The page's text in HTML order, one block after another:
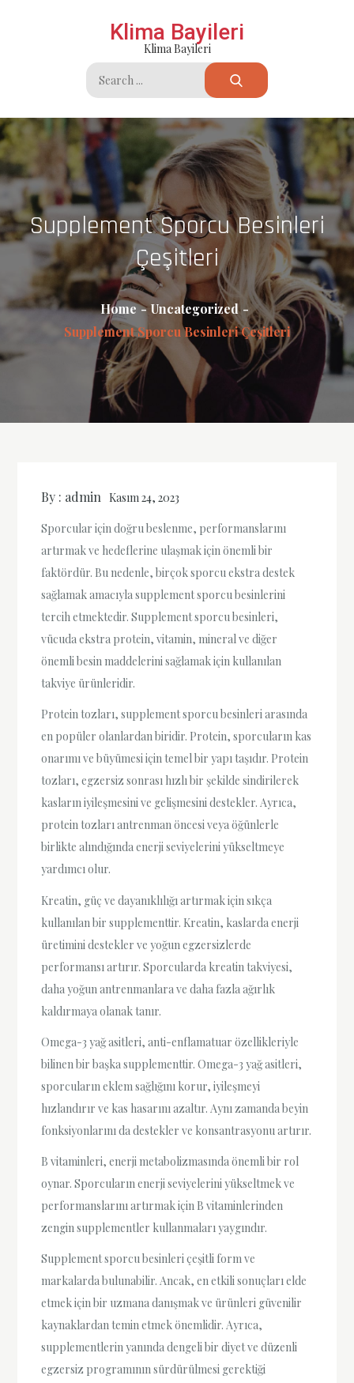
Klima Bayileri
Klima Bayileri
Search
for:
Supplement Sporcu Besinleri
Çeşitleri
Home
Uncategorized
Supplement Sporcu Besinleri Çeşitleri
By : admin Kasım 24, 2023
Sporcular için doğru beslenme, performanslarını
artırmak ve hedeflerine ulaşmak için önemli bir
faktördür. Bu nedenle, birçok sporcu ekstra destek
sağlamak amacıyla supplement sporcu besinlerini
tercih etmektedir. Supplement sporcu besinleri,
vücuda ekstra protein, vitamin, mineral ve diğer
önemli besin maddelerini sağlamak için kullanılan
takviye ürünleridir.
Protein tozları, supplement sporcu besinleri arasında
en popüler olanlardan biridir. Protein, sporcuların kas
onarımı ve büyümesi için temel bir yapı taşıdır. Protein
tozları, egzersiz sonrası hızlı bir şekilde sindirilerek
kasların iyileşmesini ve gelişmesini destekler. Ayrıca,
protein tozları antrenman öncesi veya öğünlerle
birlikte alındığında enerji seviyelerini yükseltmeye
yardımcı olur.
Kreatin, güç ve dayanıklılığı artırmak için sıkça
kullanılan bir supplementtir. Kreatin, kaslarda enerji
üretimini destekler ve yoğun egzersizlerde
performansı artırır. Sporcularda kreatin takviyesi,
daha yoğun antrenmanlara ve daha fazla ağırlık
kaldırmaya olanak tanır.
Omega-3 yağ asitleri, anti-enflamatuar özellikleriyle
bilinen bir başka supplementtir. Omega-3 yağ asitleri,
sporcuların eklem sağlığını korur, iyileşmeyi
hızlandırır ve kas hasarını azaltır. Aynı zamanda beyin
fonksiyonlarını da destekler ve konsantrasyonu artırır.
B vitaminleri, enerji metabolizmasında önemli bir rol
oynar. Sporcuların enerji seviyelerini yükseltmek ve
performanslarını artırmak için B vitaminlerinden
zengin supplementler kullanmaları yaygındır.
Supplement sporcu besinleri çeşitli form ve
markalarda bulunabilir. Ancak, en etkili sonuçları elde
etmek için bir uzmana danışmak ve ürünleri güvenilir
kaynaklardan temin etmek önemlidir. Ayrıca,
supplementlerin yanında dengeli bir diyet ve düzenli
egzersiz programının sürdürülmesi gerektiği